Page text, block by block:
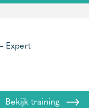
Expert
Bekijk training